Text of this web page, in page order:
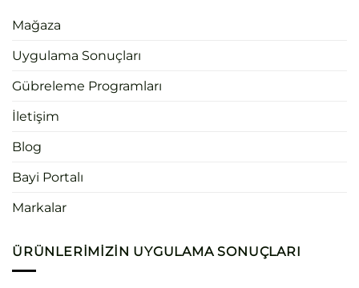
Mağaza
Uygulama Sonuçları
Gübreleme Programları
İletişim
Blog
Bayi Portalı
Markalar
ÜRÜNLERIMIZIN UYGULAMA SONUÇLARI